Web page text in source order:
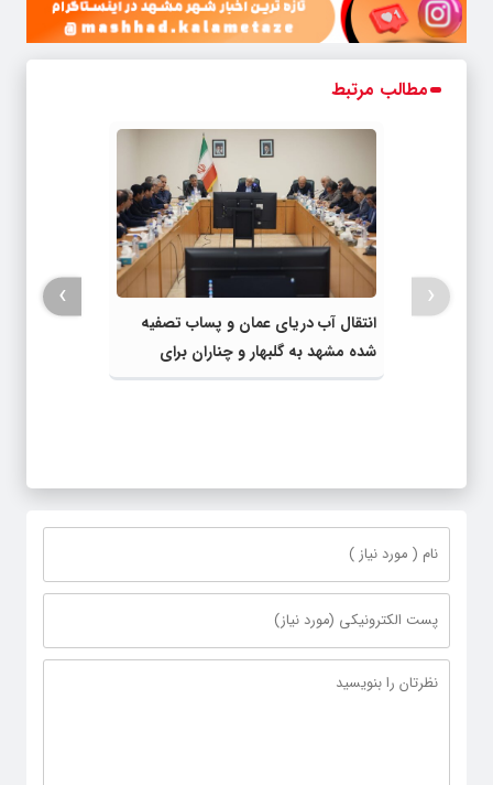
مطالب مرتبط
انتقال آب دریای عمان و پساب تصفیه
شده مشهد به گلبهار و چناران برای
مصارف صنعتی و کشاورزی | لزوم تسریع
‹
›